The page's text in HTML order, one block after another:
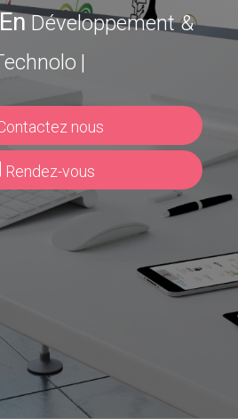
Développement &
nous
Rendez-vous